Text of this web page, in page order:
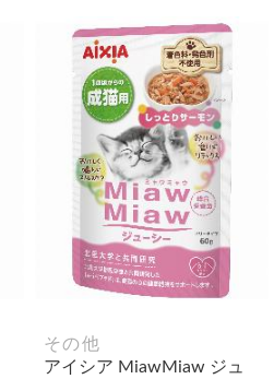
その他
アイシア MiawMiaw ジュ